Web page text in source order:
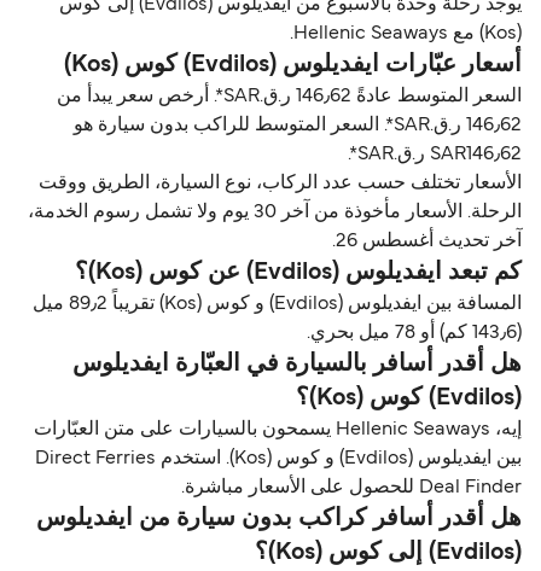
يوجد رحلة وحدة بالأسبوع من ايفديلوس (Evdilos) إلى كوس
(Kos) مع Hellenic Seaways.
أسعار عبّارات ايفديلوس (Evdilos) كوس (Kos)
السعر المتوسط عادةً 146٫62 ر.ق.‏SAR*. أرخص سعر يبدأ من
146٫62 ر.ق.‏SAR*. السعر المتوسط للراكب بدون سيارة هو
SAR146٫62 ر.ق.‏SAR*.
الأسعار تختلف حسب عدد الركاب، نوع السيارة، الطريق ووقت
الرحلة. الأسعار مأخوذة من آخر 30 يوم ولا تشمل رسوم الخدمة،
آخر تحديث أغسطس 26.
كم تبعد ايفديلوس (Evdilos) عن كوس (Kos)؟
المسافة بين ايفديلوس (Evdilos) و كوس (Kos) تقريباً 89٫2 ميل
(143٫6 كم) أو 78 ميل بحري.
هل أقدر أسافر بالسيارة في العبّارة ايفديلوس
(Evdilos) كوس (Kos)؟
إيه، Hellenic Seaways يسمحون بالسيارات على متن العبّارات
بين ايفديلوس (Evdilos) و كوس (Kos). استخدم Direct Ferries
Deal Finder للحصول على الأسعار مباشرة.
هل أقدر أسافر كراكب بدون سيارة من ايفديلوس
(Evdilos) إلى كوس (Kos)؟